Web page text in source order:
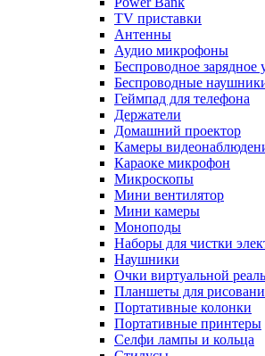
TV приставки
Антенны
Аудио микрофоны
Беспроводное зарядное
Беспроводные
Геймпад для телефона
Держатели
Домашний проектор
Камеры
Караоке микрофон
Микроскопы
Мини вентилятор
Мини камеры
Моноподы
Наборы для чистки
Наушники
Очки виртуальной
Планшеты для
Портативные колонки
Портативные принтеры
Селфи лампы и кольца